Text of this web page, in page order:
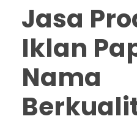
Jasa
Iklan
Nama